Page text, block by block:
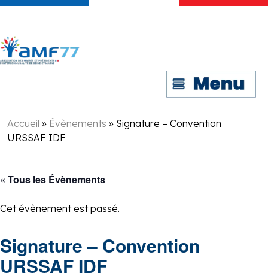
Accueil » Évènements » Signature – Convention
URSSAF IDF
« Tous les Évènements
Cet évènement est passé.
Signature – Convention
URSSAF IDF